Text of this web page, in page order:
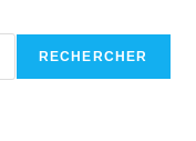
RECHERCHER